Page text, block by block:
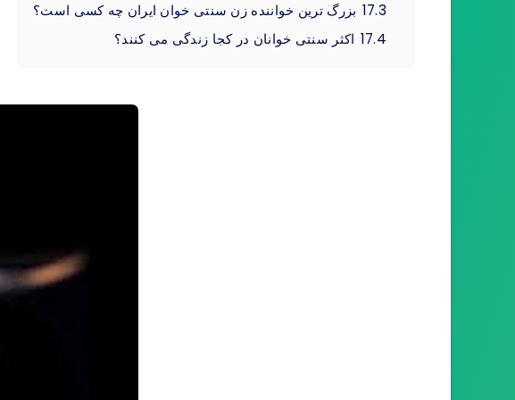
17.3 بزرگ ترین خواننده زن سنتی خوان ایران چه کسی است؟
17.4 اکثر سنتی خوانان در کجا زندگی می کنند؟